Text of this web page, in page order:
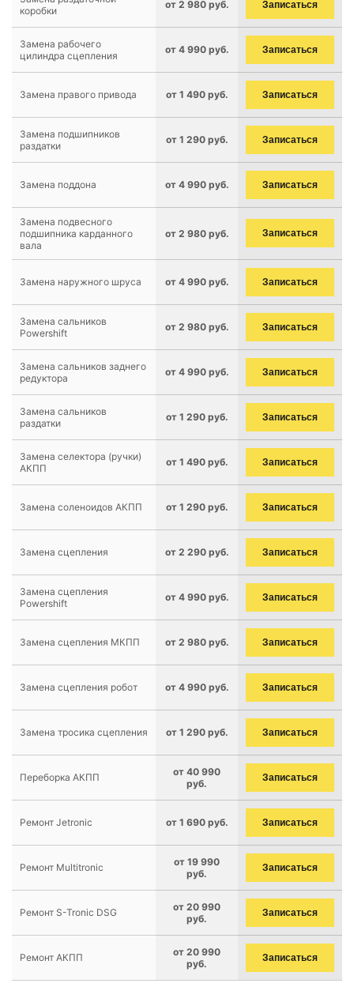
коробки
от 2 980 руб. Записаться
Замена рабочего
цилиндра сцепления
от 4 990 руб. Записаться
Замена правого привода от 1 490 руб. Записаться
Замена подшипников
раздатки
от 1 290 руб. Записаться
Замена поддона от 4 990 руб. Записаться
Замена подвесного
подшипника карданного
вала
от 2 980 руб. Записаться
Замена наружного шруса от 4 990 руб. Записаться
Замена сальников
Powershift
от 2 980 руб. Записаться
Замена сальников заднего
редуктора
от 4 990 руб. Записаться
Замена сальников
раздатки
от 1 290 руб. Записаться
Замена селектора (ручки)
АКПП
от 1 490 руб. Записаться
Замена соленоидов АКПП от 1 290 руб. Записаться
Замена сцепления от 2 290 руб. Записаться
Замена сцепления
Powershift
от 4 990 руб. Записаться
Замена сцепления МКПП от 2 980 руб. Записаться
Замена сцепления робот от 4 990 руб. Записаться
Замена тросика сцепления от 1 290 руб. Записаться
Переборка АКПП
от 40 990
руб.
Записаться
Ремонт Jetronic от 1 690 руб. Записаться
Ремонт Multitronic
от 19 990
руб.
Записаться
Ремонт S-Tronic DSG
от 20 990
руб.
Записаться
Ремонт АКПП
от 20 990
руб.
Записаться